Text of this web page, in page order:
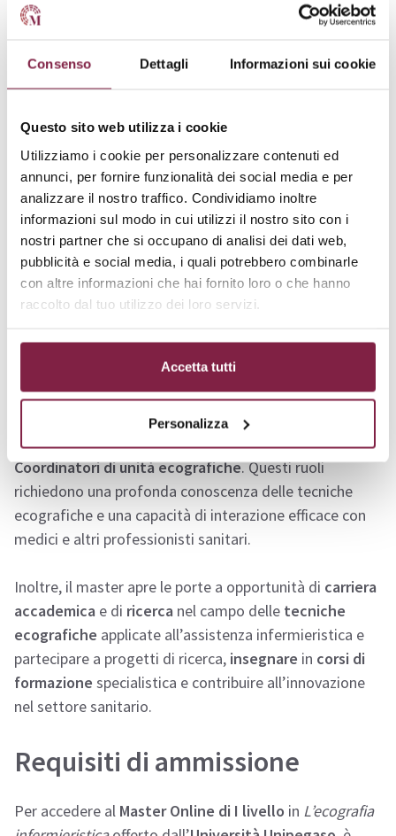
Consenso Dettagli Informazioni sui cookie
Questo sito web utilizza i cookie
Utilizziamo i cookie per personalizzare contenuti ed
annunci, per fornire funzionalità dei social media e per
analizzare il nostro traffico. Condividiamo inoltre
informazioni sul modo in cui utilizzi il nostro sito con i
nostri partner che si occupano di analisi dei dati web,
pubblicità e social media, i quali potrebbero combinarle
con altre informazioni che hai fornito loro o che hanno
raccolto dal tuo utilizzo dei loro servizi.
Accetta tutti
Personalizza
didatticicartacei bibliografie aggiornate e test di
fornirecompetenzepraticheapplicabili direttamente
nella pratica clinica quotidiana.
Sbocchi lavorativi
I partecipanti alMaster Online di I livelloinL’ecografia
infermieristicaofferto dall’Università Unipegaso
avranno a disposizione diverse opportunità
loro di operare in vari contesti clinici, comeospedali,
centri di diagnostica
Gli sbocchi lavorativi includonoruoli specializzati
Ecografisti infermieristici,Assistenti ecografistie
Coordinatori di unità ecografiche. Questi ruoli
richiedono una profonda conoscenza delle tecniche
ecografiche e una capacità di interazione efficace con
medici e altri professionisti sanitari.
Inoltre, il master apre le porte a opportunità di carriera
accademica e di ricerca nel campo delle tecniche
ecografiche applicate all’assistenza infermieristica e
partecipare a progetti di ricerca, insegnare in corsi di
formazione specialistica e contribuire all’innovazione
nel settore sanitario.
Requisiti di ammissione
Per accedere al Master Online di I livello in L’ecografia